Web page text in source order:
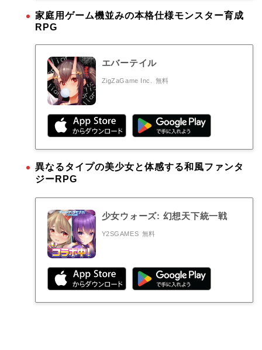
家庭用ゲーム機並みの本格仕様モンスター育成
RPG
エバーテイル
ZigZaGame Inc. 無料
異なるタイプの美少女と体感する和風ファンタ
ジーRPG
少女ウォーズ: 幻想天下統一戦
Y2SGAMES 無料